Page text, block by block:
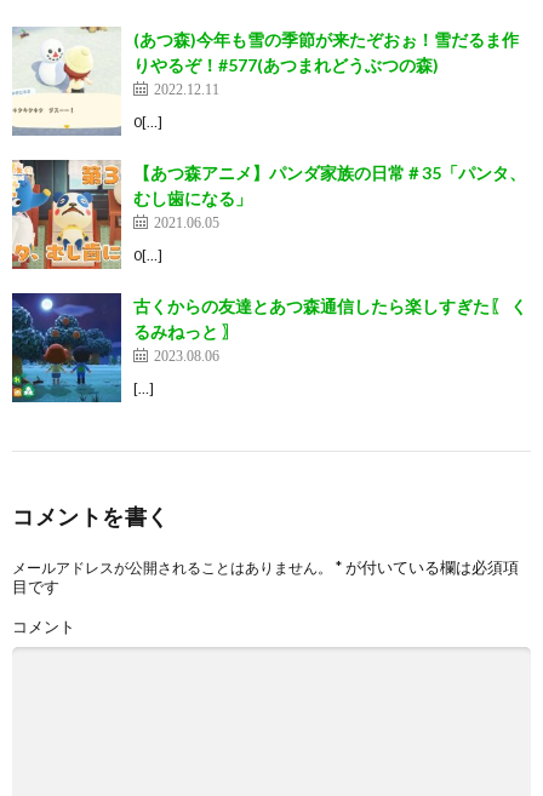
(あつ森)今年も雪の季節が来たぞおぉ！雪だるま作
りやるぞ！#577(あつまれどうぶつの森)
2022.12.11
0[…]
【あつ森アニメ】パンダ家族の日常＃35「パンタ、
むし歯になる」
2021.06.05
0[…]
古くからの友達とあつ森通信したら楽しすぎた〖 く
るみねっと 〗
2023.08.06
[…]
コメントを書く
メールアドレスが公開されることはありません。 *が付いている欄は必須項
目です
コメント